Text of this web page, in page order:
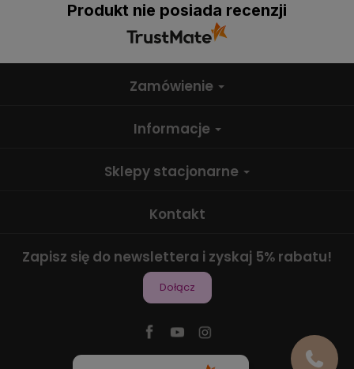
Produkt nie posiada recenzji
Zamówienie
Informacje
Sklepy stacjonarne
Kontakt
Zapisz się do newslettera i zyskaj 5% rabatu!
Dołącz